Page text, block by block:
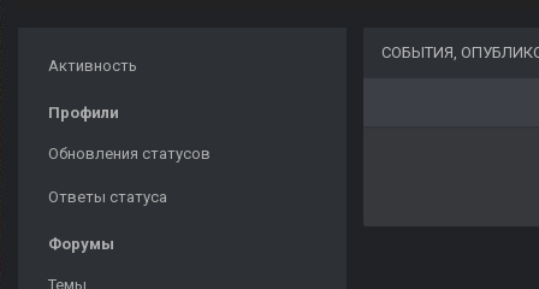
Активность
Профили
Обновления статусов
Ответы статуса
Форумы
Темы
СОБЫТИЯ,